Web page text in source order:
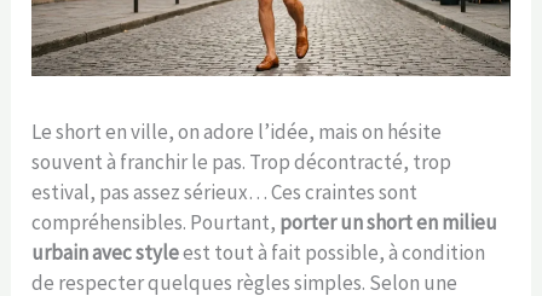
Le short en ville, on adore l’idée, mais on hésite
souvent à franchir le pas. Trop décontracté, trop
estival, pas assez sérieux… Ces craintes sont
compréhensibles. Pourtant, porter un short en milieu
urbain avec styleest tout à fait possible, à condition
de respecter quelques règles simples. Selon une